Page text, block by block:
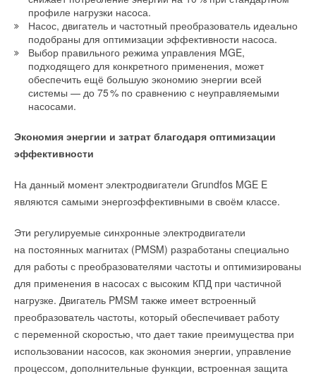
профиле нагрузки насоса.
Насос, двигатель и частотный преобразователь идеально
подобраны для оптимизации эффективности насоса.
Выбор правильного режима управления MGE,
подходящего для конкретного применения, может
обеспечить ещё большую экономию энергии всей
системы — до 75% по сравнению с неуправляемыми
насосами.
Экономия энергии и затрат благодаря оптимизации
эффективности
На данный момент электродвигатели Grundfos MGE E
являются самыми энергоэффективными в своём классе.
Эти регулируемые синхронные электродвигатели
на постоянных магнитах (PMSM) разработаны специально
для работы с преобразователями частоты и оптимизированы
для применения в насосах с высоким КПД при частичной
нагрузке. Двигатель PMSM также имеет встроенный
преобразователь частоты, который обеспечивает работу
с переменной скоростью, что дает такие преимущества при
использовании насосов, как экономия энергии, управление
процессом, дополнительные функции, встроенная защита